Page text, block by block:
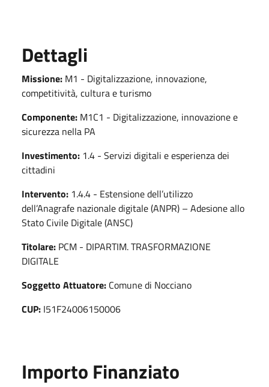
Dettagli
Missione: M1 - Digitalizzazione, innovazione,
competitività, cultura e turismo
Componente: M1C1 - Digitalizzazione, innovazione e
sicurezza nella PA
Investimento: 1.4 - Servizi digitali e esperienza dei
cittadini
Intervento: 1.4.4 - Estensione dell’utilizzo
dell’Anagrafe nazionale digitale (ANPR) – Adesione allo
Stato Civile Digitale (ANSC)
Titolare: PCM - DIPARTIM. TRASFORMAZIONE
DIGITALE
Soggetto Attuatore: Comune di Nocciano
CUP: I51F24006150006
Importo Finanziato